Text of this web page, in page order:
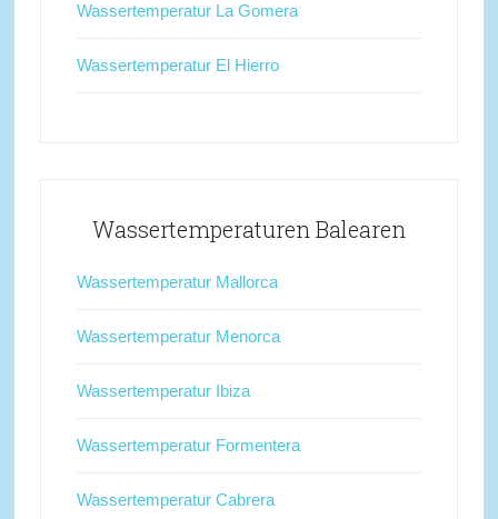
Wassertemperatur La Gomera
Wassertemperatur El Hierro
Wassertemperaturen Balearen
Wassertemperatur Mallorca
Wassertemperatur Menorca
Wassertemperatur Ibiza
Wassertemperatur Formentera
Wassertemperatur Cabrera